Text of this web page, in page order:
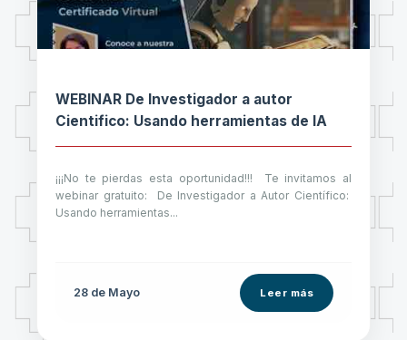
WEBINAR De Investigador a autor
Cientifico: Usando herramientas de IA
¡¡¡No te pierdas esta oportunidad!!! Te invitamos al
webinar gratuito: De Investigador a Autor Científico:
Usando herramientas...
28 de Mayo Leer más